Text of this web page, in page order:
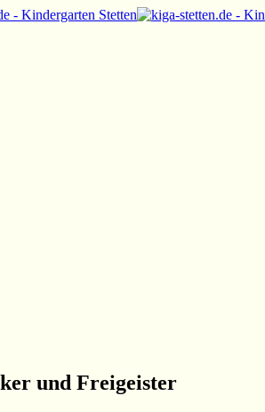
und Freigeister